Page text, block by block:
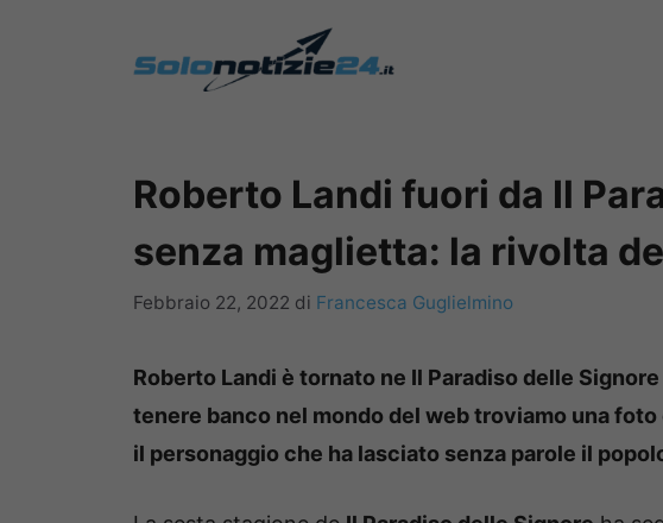
Roberto Landi fuori da Il
senza maglietta: la rivolta
Febbraio 22, 2022 di Francesca Guglielmino
Roberto Landi è tornato ne Il Paradiso delle
tenere banco nel mondo del web troviamo una
il personaggio che ha lasciato senza parole il